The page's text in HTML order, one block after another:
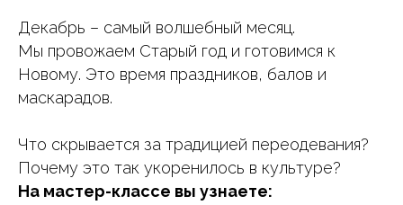
Декабрь – самый волшебный месяц.
Мы провожаем Старый год и готовимся к
Новому. Это время праздников, балов и
маскарадов.
Что скрывается за традицией переодевания?
Почему это так укоренилось в культуре?
На мастер-классе вы узнаете: